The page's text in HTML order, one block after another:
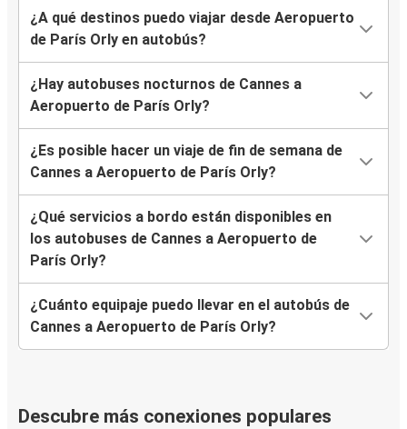
¿A qué destinos puedo viajar desde Aeropuerto
de París Orly en autobús?
¿Hay autobuses nocturnos de Cannes a
Aeropuerto de París Orly?
¿Es posible hacer un viaje de fin de semana de
Cannes a Aeropuerto de París Orly?
¿Qué servicios a bordo están disponibles en
los autobuses de Cannes a Aeropuerto de
París Orly?
¿Cuánto equipaje puedo llevar en el autobús de
Cannes a Aeropuerto de París Orly?
Descubre más conexiones populares